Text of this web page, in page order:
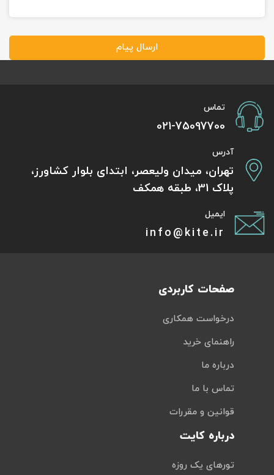
ارسال پیام
تماس
021-75097700
آدرس
تهران، میدان ولیعصر، ابتدای بلوار کشاورز،
پلاک 31، طبقه همکف
ایمیل
info@kite.ir
صفحات کاربردی
درخواست همکاری
راهنمای خرید
درباره ما
تماس با ما
قوانین و مقررات
درباره کایت
تورهای یک روزه